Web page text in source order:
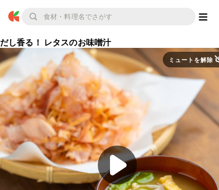
だし香る！ レタスのお味噌汁
ミュートを解除